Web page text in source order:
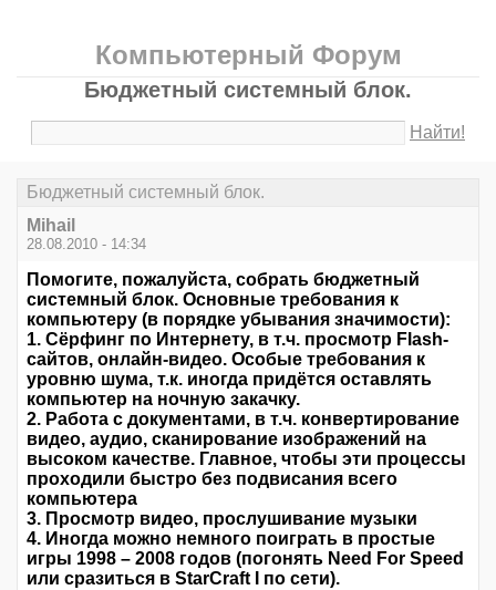
Компьютерный Форум
Бюджетный системный блок.
Найти!
Бюджетный системный блок.
Mihail
28.08.2010 - 14:34
Помогите, пожалуйста, собрать бюджетный
системный блок. Основные требования к
компьютеру (в порядке убывания значимости):
1. Сёрфинг по Интернету, в т.ч. просмотр Flash-
сайтов, онлайн-видео. Особые требования к
уровню шума, т.к. иногда придётся оставлять
компьютер на ночную закачку.
2. Работа с документами, в т.ч. конвертирование
видео, аудио, сканирование изображений на
высоком качестве. Главное, чтобы эти процессы
проходили быстро без подвисания всего
компьютера
3. Просмотр видео, прослушивание музыки
4. Иногда можно немного поиграть в простые
игры 1998 – 2008 годов (погонять Need For Speed
или сразиться в StarCraft I по сети).